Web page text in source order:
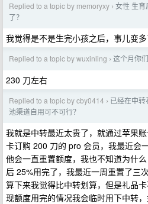
Replied to a topic by memoryxy › 女性 生育
了？
我觉得是不是生完小孩之后，事儿变
Replied to a topic by wuxinling › 这个月你
230 刀左右
Replied to a topic by cby0414 › 已经在中
池渠道自用可不可行？
我就是中转最近太贵了，就通过苹果
卡订购 200 刀的 pro 会员，我最近会
他会一直重置额度，我也不知道为什
后 25%用完了，我最近一周重置了三
算下来我觉得比中转划算，但是礼品
现额度用完的情况我会临时用下中转